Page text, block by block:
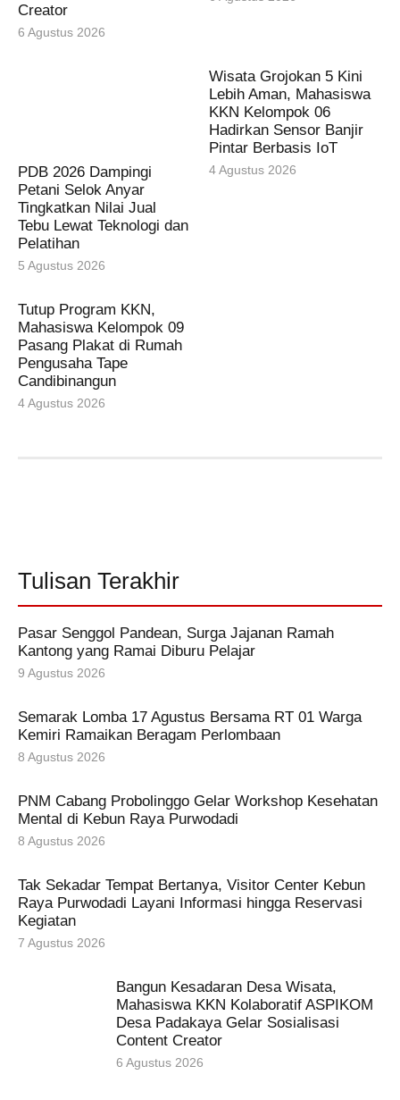
Creator
6 Agustus 2026
PDB 2026 Dampingi
Petani Selok Anyar
Tingkatkan Nilai Jual
Tebu Lewat Teknologi dan
Pelatihan
5 Agustus 2026
Wisata Grojokan 5 Kini
Lebih Aman, Mahasiswa
KKN Kelompok 06
Hadirkan Sensor Banjir
Pintar Berbasis IoT
4 Agustus 2026
Tutup Program KKN,
Mahasiswa Kelompok 09
Pasang Plakat di Rumah
Pengusaha Tape
Candibinangun
4 Agustus 2026
Tulisan Terakhir
Pasar Senggol Pandean, Surga Jajanan Ramah
Kantong yang Ramai Diburu Pelajar
9 Agustus 2026
Semarak Lomba 17 Agustus Bersama RT 01 Warga
Kemiri Ramaikan Beragam Perlombaan
8 Agustus 2026
PNM Cabang Probolinggo Gelar Workshop Kesehatan
Mental di Kebun Raya Purwodadi
8 Agustus 2026
Tak Sekadar Tempat Bertanya, Visitor Center Kebun
Raya Purwodadi Layani Informasi hingga Reservasi
Kegiatan
7 Agustus 2026
Bangun Kesadaran Desa Wisata,
Mahasiswa KKN Kolaboratif ASPIKOM
Desa Padakaya Gelar Sosialisasi
Content Creator
6 Agustus 2026